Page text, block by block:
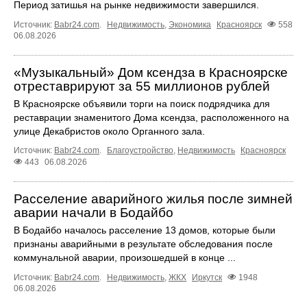
Период затишья на рынке недвижимости завершился.
Источник: Babr24.com. Недвижимость, Экономика Красноярск
558
06.08.2026
«Музыкальный» Дом ксендза в Красноярске
отреставрируют за 55 миллионов рублей
В Красноярске объявили торги на поиск подрядчика для
реставрации знаменитого Дома ксендза, расположенного на
улице Декабристов около Органного зала.
Источник: Babr24.com. Благоустройство, Недвижимость
Красноярск
443
06.08.2026
Расселение аварийного жилья после зимней
аварии начали в Бодайбо
В Бодайбо началось расселение 13 домов, которые были
признаны аварийными в результате обследования после
коммунальной аварии, произошедшей в конце ...
Источник: Babr24.com. Недвижимость, ЖКХ Иркутск
1948
06.08.2026